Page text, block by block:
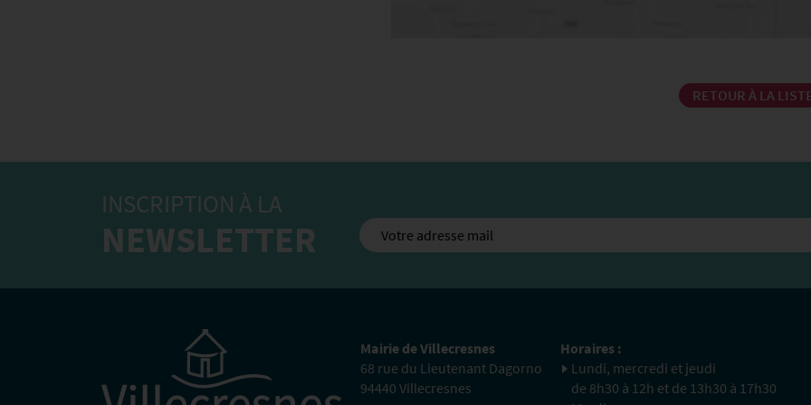
RETOUR À LA
INSCRIPTION À LA
NEWSLETTER
Mairie de Villecresnes
68 rue du Lieutenant Dagorno
94440 Villecresnes
Horaires :
Lundi, mercredi et jeudi
de 8h30 à 12h et de 13h30 à 17h30